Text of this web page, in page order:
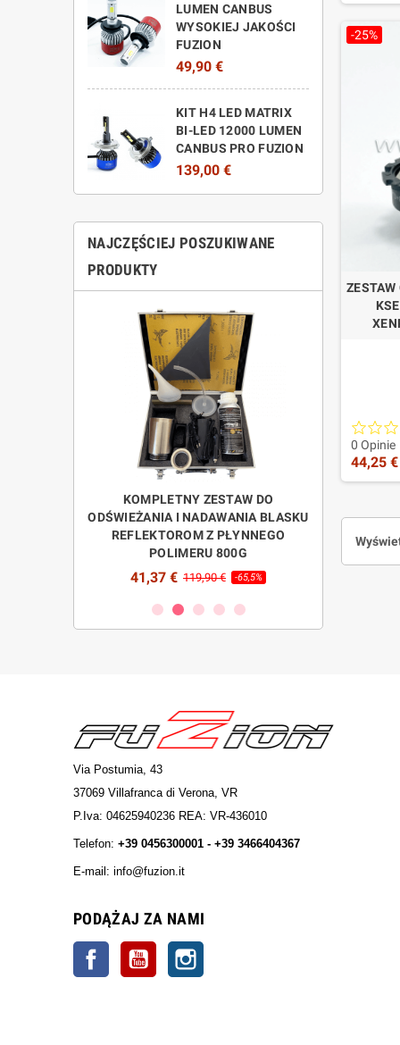
LUMEN CANBUS
WYSOKIEJ JAKOŚCI
FUZION
49,90 €
KIT H4 LED MATRIX
BI-LED 12000 LUMEN
CANBUS PRO FUZION
139,00 €
NAJCZĘŚCIEJ POSZUKIWANE
PRODUKTY
KOMPLETNY ZESTAW DO
ODŚWIEŻANIA I NADAWANIA BLASKU
REFLEKTOROM Z PŁYNNEGO
POLIMERU 800G
41,37 € 119,90 € -65,5%
płynnego
-25%
2
0 Opinie
44,25 €
Via Postumia, 43
37069 Villafranca di Verona, VR
P.Iva: 04625940236 REA: VR-436010
Telefon: +39 0456300001 - +39 3466404367
E-mail: info@fuzion.it
PODĄŻAJ ZA NAMI
Facebook YouTube